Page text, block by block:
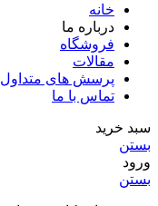
خانه
درباره ما
فروشگاه
مقالات
پرسش های متداول
تماس با ما
سبد خرید
بستن
ورود
بستن